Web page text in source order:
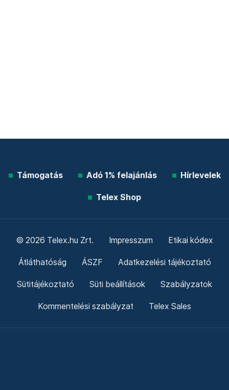
Támogatás Adó 1% felajánlás Hírlevelek
Telex Shop
© 2026 Telex.hu Zrt. Impresszum Etikai kódex
Átláthatóság ÁSZF Adatkezelési tájékoztató
Sütitájékoztató Süti beállítások Szabályzatok
Kommentelési szabályzat Telex Sales